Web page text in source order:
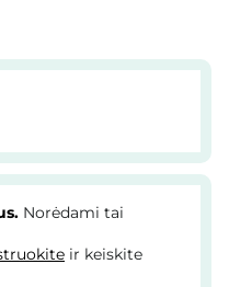
Norėdami tai
ir keiskite